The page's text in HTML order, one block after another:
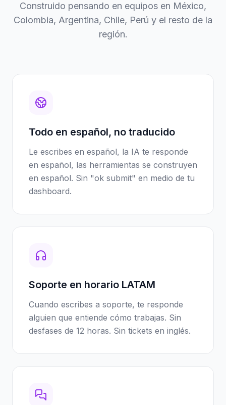
Construido pensando en equipos en México,
Colombia, Argentina, Chile, Perú y el resto de la
región.
Todo en español, no traducido
Le escribes en español, la IA te responde
en español, las herramientas se construyen
en español. Sin "ok submit" en medio de tu
dashboard.
Soporte en horario LATAM
Cuando escribes a soporte, te responde
alguien que entiende cómo trabajas. Sin
desfases de 12 horas. Sin tickets en inglés.